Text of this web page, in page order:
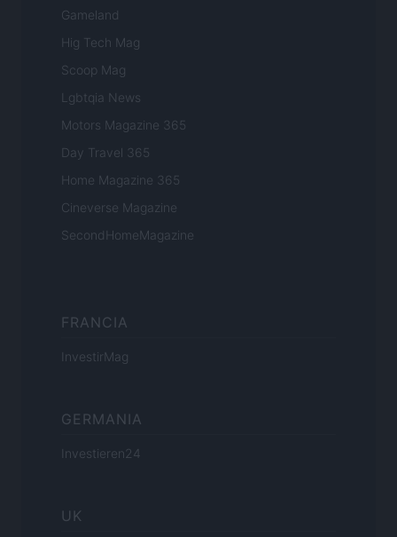
Gameland
Hig Tech Mag
Scoop Mag
Lgbtqia News
Motors Magazine 365
Day Travel 365
Home Magazine 365
Cineverse Magazine
SecondHomeMagazine
FRANCIA
InvestirMag
GERMANIA
Investieren24
UK